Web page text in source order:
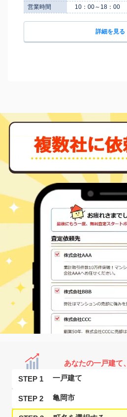
営業時間
10：00～18：00
詳細を見る
あなたの一戸建て
STEP 1
STEP 2